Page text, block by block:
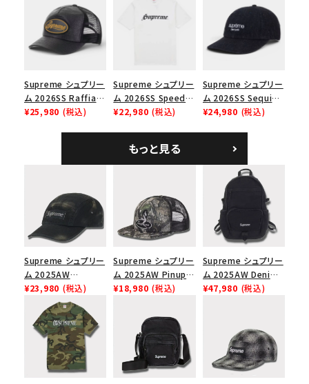
ノツイル キャンプキャ
ップ ブラック
Supreme シュプリー
ム 2026SS Raffia
Mesh Back 5-Panel
¥25,980 (税込)
Supreme シュプリー
ム 2026SS Speed
Tee スピードTシャツ
¥22,980 (税込)
Supreme シュプリー
ム 2026SS Sequin
Denim Classic
シックロゴ 6パネルキ
ャップ ブラック
¥24,980 (税込)
もっと見る
Supreme シュプリー
ム 2025AW
Overdyed Camp
Cap オーバーダイド
キャンプキャップ ブ
ラック
¥23,980 (税込)
Supreme シュプリー
ム 2025AW Pinup
Mesh Back 5-Panel
ュバック 5パネルキャ
ップ トゥルーティン
バーHTC フォールカ
¥18,980 (税込)
Supreme シュプリー
ム 2025AW Denim
Backpack デニム バ
¥47,980 (税込)